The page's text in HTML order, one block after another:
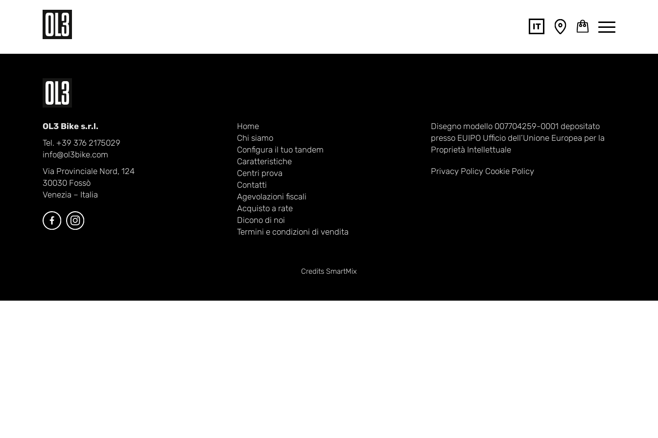
IT
SHOP
OL3 Bike s.r.l.
Tel. +39 376 2175029
info@ol3bike.com
Via Provinciale Nord, 124
30030 Fossò
Venezia – Italia
FOOTER
NAVIGATION
Home
Chi siamo
Configura il tuo tandem
Caratteristiche
Centri prova
Contatti
Agevolazioni fiscali
Acquisto a rate
Dicono di noi
Termini e condizioni di vendita
Disegno modello 007704259-0001 depositato
presso EUIPO Ufficio dell’Unione Europea per la
Proprietà Intellettuale
Privacy Policy Cookie Policy
Credits SmartMix